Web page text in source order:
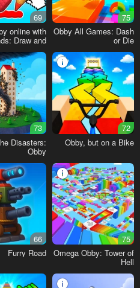
75
Obby All Games: Dash
or Die
69
online with
Draw and
Jump!
72
Obby, but on a Bike
73
Disasters:
Obby
75
Omega Obby: Tower of
Hell
66
Furry Road